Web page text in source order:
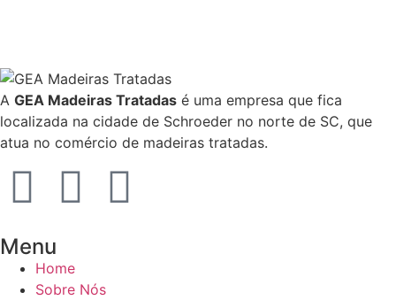
A GEA Madeiras Tratadas é uma empresa que fica
localizada na cidade de Schroeder no norte de SC, que
atua no comércio de madeiras tratadas.
Menu
Home
Sobre Nós